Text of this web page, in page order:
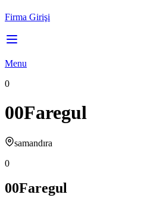
Firma Girişi
Menu
0
00Faregul
samandıra
0
00Faregul